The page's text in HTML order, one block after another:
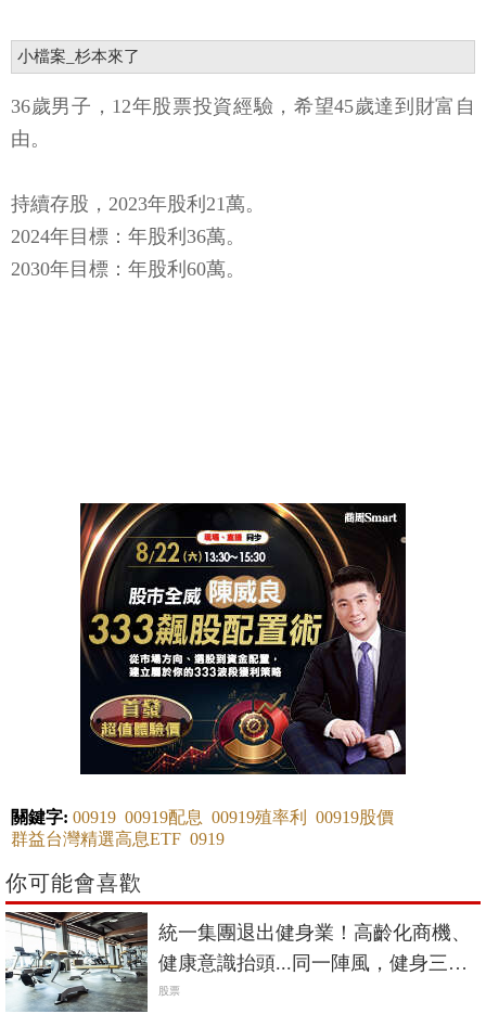
小檔案_杉本來了
36歲男子，12年股票投資經驗，希望45歲達到財富自
由。
持續存股，2023年股利21萬。
2024年目標：年股利36萬。
2030年目標：年股利60萬。
關鍵字: 00919 00919配息 00919殖率利
00919股價
群益台灣精選高息ETF 0919
你可能會喜歡
統一集團退出健身業！高齡化商機、
健康意識抬頭...同一陣風，健身三巨
頭命運大不同？
股票